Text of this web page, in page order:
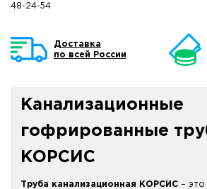
48-24-54
Доставка
по всей России
Канализационные
гофрированные
КОРСИС
Труба канализационная КОРСИС –